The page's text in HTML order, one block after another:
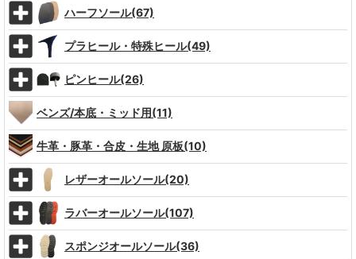
ハーフソール(67)
プラヒール・特殊ヒール(49)
ピンヒール(26)
ベンズ/本底・ミッド用(11)
牛革・豚革・合皮・生地 原板(10)
レザーオールソール(20)
ラバーオールソール(107)
スポンジオールソール(36)